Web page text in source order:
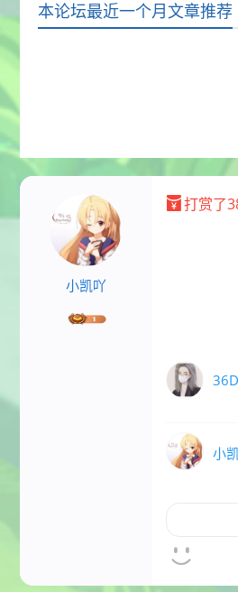
本论坛最近一个月文章推荐
小凯吖
打赏了
36D
小